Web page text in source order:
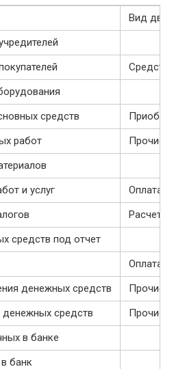
Вид
средств
работ
Прочие
и услуг
Оплата
Расчеты
средств под отчет
Оплата
денежных средств
Прочие
средств
Прочие
в банке
банк